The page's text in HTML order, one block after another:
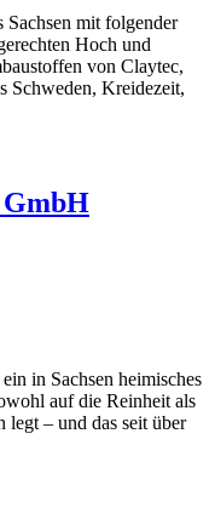
mit folgender
Hoch und
von Claytec,
Schweden, Kreidezeit,
in Sachsen heimisches
auf die Reinheit als
legt – und das seit über